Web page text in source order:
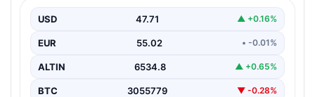
bölge sakinlerini korkuttu. Olay, iki grup arasında
uzun…
USD 47.71 ▲ +0.16%
EUR 55.02 • -0.01%
ALTIN 6534.8 ▲ +0.65%
BTC 3055779 ▼ -0.28%